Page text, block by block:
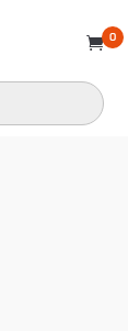
 0